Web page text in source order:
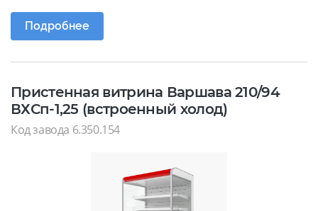
Подробнее
Пристенная витрина Варшава 210/94
ВХСп-1,25 (встроенный холод)
Код завода 6.350.154